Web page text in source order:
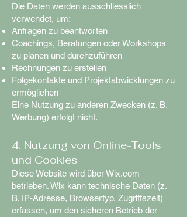
Die Daten werden ausschliesslich
verwendet, um:
Anfragen zu beantworten
Coachings, Beratungen oder Workshops
zu planen und durchzuführen
Rechnungen zu erstellen
Folgekontakte und Projektabwicklungen zu
ermöglichen
Eine Nutzung zu anderen Zwecken (z. B.
Werbung) erfolgt nicht.
4. Nutzung von Online-Tools
und Cookies
Diese Website wird über Wix.com
betrieben. Wix kann technische Daten (z.
B. IP-Adresse, Browsertyp, Zugriffszeit)
erfassen, um den sicheren Betrieb der